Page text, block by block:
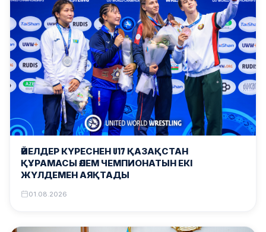
ӘЙЕЛДЕР КҮРЕСНЕН U17 ҚАЗАҚСТАН
ҚҰРАМАСЫ ӘЛЕМ ЧЕМПИОНАТЫН ЕКІ
ЖҮЛДЕМЕН АЯҚТАДЫ
01.08.2026